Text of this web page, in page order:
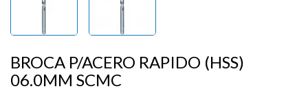
BROCA P/ACERO RAPIDO (HSS)
06.0MM SCMC